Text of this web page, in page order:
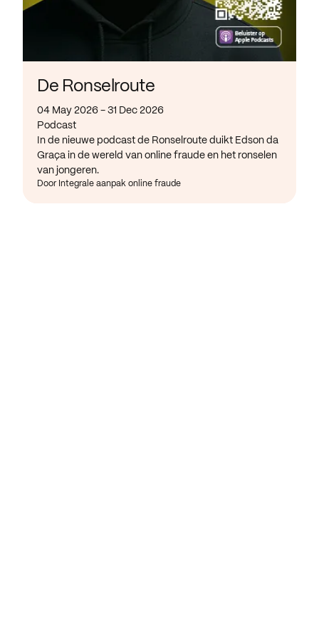
De Ronselroute
04 May 2026 - 31 Dec 2026
Podcast
In de nieuwe podcast de Ronselroute duikt Edson da
Graça in de wereld van online fraude en het ronselen
van jongeren.
Door Integrale aanpak online fraude